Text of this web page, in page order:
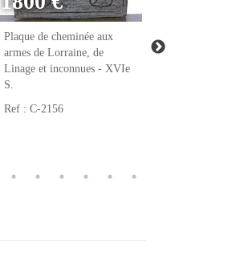
Plaque de cheminée aux
armes de Lorraine, de
Linage et inconnues - XVIe
S.
Ref : C-2156
Plaque de
armes de